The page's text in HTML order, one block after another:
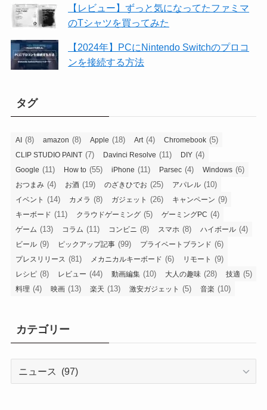
【レビュー】ずっと気になってたファミマ
のTシャツを買ってみた
【2024年】PCにNintendo Switchのプロコ
ンを接続する方法
タグ
AI (8) amazon (8) Apple (18) Art(4) Chromebook (5)
CLIP STUDIO PAINT (7) Davinci Resolve (11) DIY (4)
Google (11) How to (55) iPhone (11) Parsec (4) Windows (6)
おつまみ (4) お酒 (19) のざきひでお (25) アパレル (10)
イベント (14) カメラ (8) ガジェット (26) キャンペーン (9)
キーボード (11) クラウドゲーミング (5) ゲーミングPC (4)
ゲーム (13) コラム (11) コンビニ (8) スマホ (8) ハイボール (4)
ビール (9) ピックアップ記事 (99) プライベートブランド (6)
プレスリリース (81) メカニカルキーボード (6) リモート (9)
レシピ (8) レビュー (44) 動画編集 (10) 大人の趣味 (28) 技適 (5)
料理 (4) 映画 (13) 楽天 (13) 激安ガジェット (5) 音楽 (10)
カテゴリー